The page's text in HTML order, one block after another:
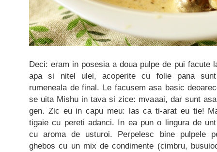
Deci: eram in posesia a doua pulpe de pui facute
apa si nitel ulei, acoperite cu folie pana
rumeneala de final. Le facusem asa basic
se uita Mishu in tava si zice: mvaaai, dar sunt
gen. Zic eu in capu meu: las ca ti-arat eu tie!
tigaie cu pereti adanci. In ea pun o lingura de
cu aroma de usturoi. Perpelesc bine pulpele
ghebos cu un mix de condimente (cimbru,